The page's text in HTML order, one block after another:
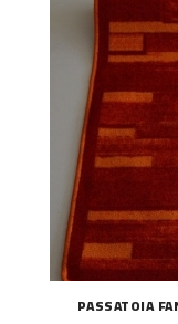
PASSATOIA